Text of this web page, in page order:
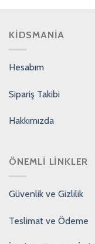
KIDSMANIA
Hesabım
Sipariş Takibi
Hakkımızda
ÖNEMLI LINKLER
Güvenlik ve Gizlilik
Teslimat ve Ödeme